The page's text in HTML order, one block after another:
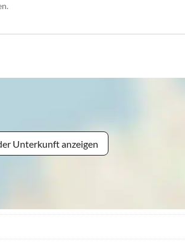
Unterkunft anzeigen